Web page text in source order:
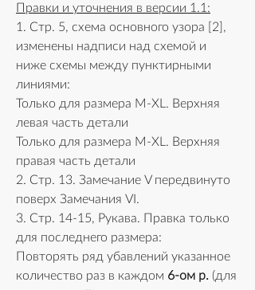
Правки и уточнения в версии 1.1:
1. Стр. 5, схема основного узора [2],
изменены надписи над схемой и
ниже схемы между пунктирными
линиями:
Только для размера M-XL. Верхняя
левая часть детали
Только для размера M-XL. Верхняя
правая часть детали
2. Стр. 13. Замечание V передвинуто
поверх Замечания VI.
3. Стр. 14-15, Рукава. Правка только
для последнего размера:
Повторять ряд убавлений указанное
количество раз в каждом 6-ом р. (для